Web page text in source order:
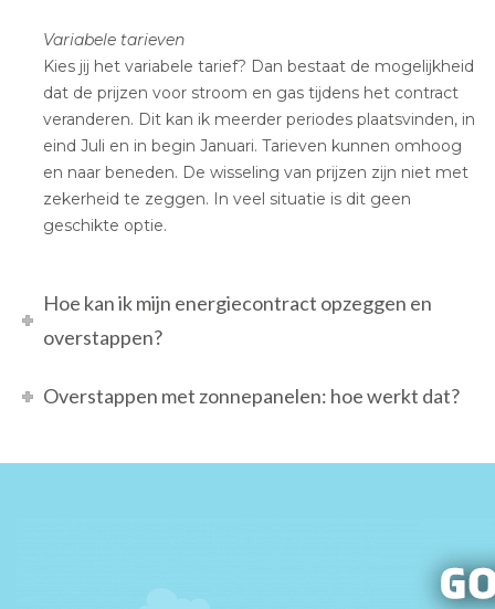
Variabele tarieven
Kies jij het variabele tarief? Dan bestaat de mogelijkheid
dat de prijzen voor stroom en gas tijdens het contract
veranderen. Dit kan ik meerder periodes plaatsvinden, in
eind Juli en in begin Januari. Tarieven kunnen omhoog
en naar beneden. De wisseling van prijzen zijn niet met
zekerheid te zeggen. In veel situatie is dit geen
geschikte optie.
Hoe kan ik mijn energiecontract opzeggen en
overstappen?
Overstappen met zonnepanelen: hoe werkt dat?